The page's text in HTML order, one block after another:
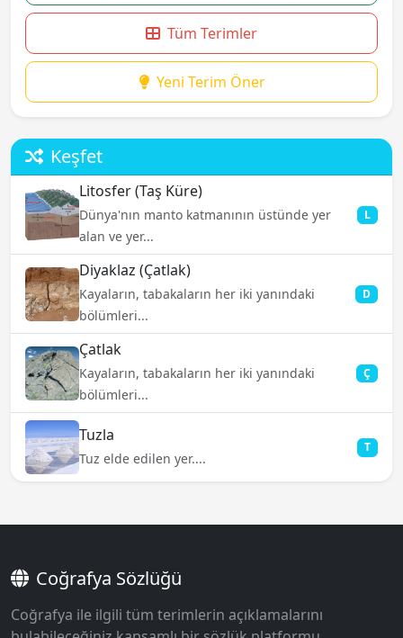
Tüm Terimler
Yeni Terim Öner
Keşfet
Litosfer (Taş Küre)
Dünya'nın manto katmanının üstünde yer
alan ve yer...
L
Diyaklaz (Çatlak)
Kayaların, tabakaların her iki yanındaki
bölümleri...
D
Çatlak
Kayaların, tabakaların her iki yanındaki
bölümleri...
Ç
Tuzla
Tuz elde edilen yer....
T
Coğrafya Sözlüğü
Coğrafya ile ilgili tüm terimlerin açıklamalarını